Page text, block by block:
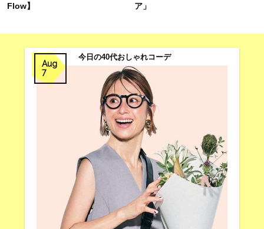
Flow】
ア」
Aug
7
今日の40代おしゃれコーデ